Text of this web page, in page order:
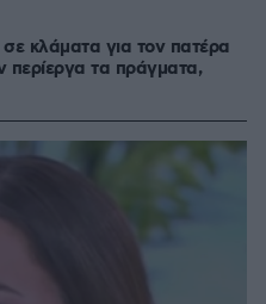
κλάματα για τον πατέρα
περίεργα τα πράγματα,